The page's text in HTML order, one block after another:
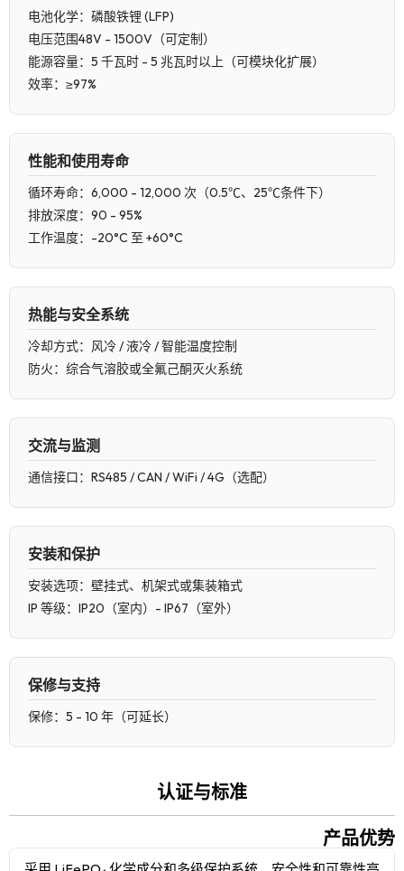
电池化学：磷酸铁锂 (LFP)
电压范围48V - 1500V（可定制）
能源容量：5 千瓦时 - 5 兆瓦时以上（可模块化扩展）
效率：≥97%
性能和使用寿命
循环寿命：6,000 - 12,000 次（0.5℃、25℃条件下）
排放深度：90 - 95%
工作温度：-20°C 至 +60°C
热能与安全系统
冷却方式：风冷 / 液冷 / 智能温度控制
防火：综合气溶胶或全氟己酮灭火系统
交流与监测
通信接口：RS485 / CAN / WiFi / 4G（选配）
安装和保护
安装选项：壁挂式、机架式或集装箱式
IP 等级：IP20（室内）- IP67（室外）
保修与支持
保修：5 - 10 年（可延长）
认证与标准
产品优势